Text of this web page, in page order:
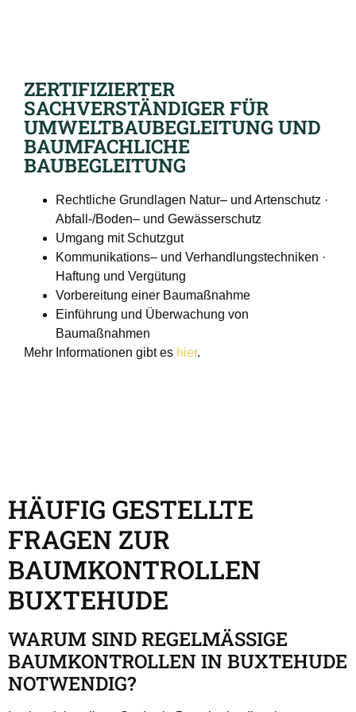
ZERTIFIZIERTER
SACHVERSTÄNDIGER FÜR
UMWELTBAUBEGLEITUNG UND
BAUMFACHLICHE
BAUBEGLEITUNG
Rechtliche Grundlagen Natur– und Artenschutz ·
Abfall-/Boden– und Gewässerschutz
Umgang mit Schutzgut
Kommunikations– und Verhandlungstechniken ·
Haftung und Vergütung
Vorbereitung einer Baumaßnahme
Einführung und Überwachung von
Baumaßnahmen
Mehr Informationen gibt es hier.
HÄUFIG GESTELLTE
FRAGEN ZUR
BAUMKONTROLLEN
BUXTEHUDE
WARUM SIND REGELMÄSSIGE B
AUMKONTROLLEN IN BUXTEHUDE N
OTWENDIG?